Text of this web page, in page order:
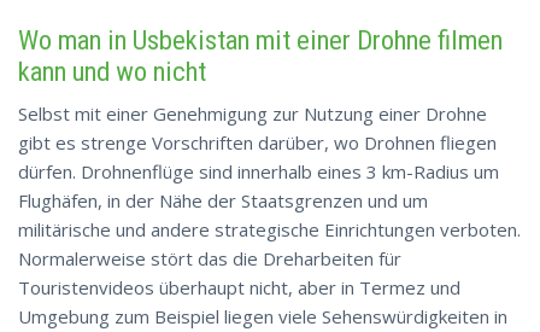
Wo man in Usbekistan mit einer Drohne filmen
kann und wo nicht
Selbst mit einer Genehmigung zur Nutzung einer Drohne
gibt es strenge Vorschriften darüber, wo Drohnen fliegen
dürfen. Drohnenflüge sind innerhalb eines 3 km-Radius um
Flughäfen, in der Nähe der Staatsgrenzen und um
militärische und andere strategische Einrichtungen verboten.
Normalerweise stört das die Dreharbeiten für
Touristenvideos überhaupt nicht, aber in Termez und
Umgebung zum Beispiel liegen viele Sehenswürdigkeiten in